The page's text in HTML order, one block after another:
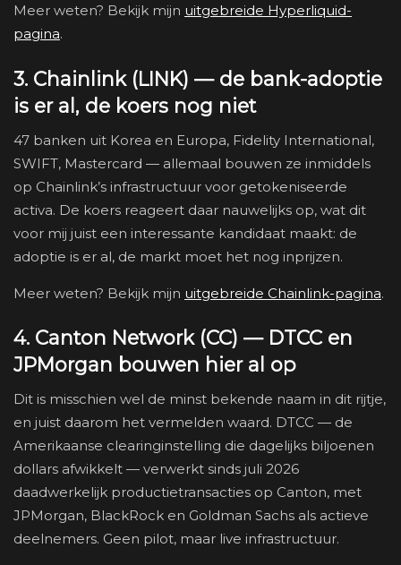
Meer weten? Bekijk mijn uitgebreide Hyperliquid-
pagina.
3. Chainlink (LINK) — de bank-adoptie
is er al, de koers nog niet
47 banken uit Korea en Europa, Fidelity International,
SWIFT, Mastercard — allemaal bouwen ze inmiddels
op Chainlink’s infrastructuur voor getokeniseerde
activa. De koers reageert daar nauwelijks op, wat dit
voor mij juist een interessante kandidaat maakt: de
adoptie is er al, de markt moet het nog inprijzen.
Meer weten? Bekijk mijn uitgebreide Chainlink-pagina.
4. Canton Network (CC) — DTCC en
JPMorgan bouwen hier al op
Dit is misschien wel de minst bekende naam in dit rijtje,
en juist daarom het vermelden waard. DTCC — de
Amerikaanse clearinginstelling die dagelijks biljoenen
dollars afwikkelt — verwerkt sinds juli 2026
daadwerkelijk productietransacties op Canton, met
JPMorgan, BlackRock en Goldman Sachs als actieve
deelnemers. Geen pilot, maar live infrastructuur.